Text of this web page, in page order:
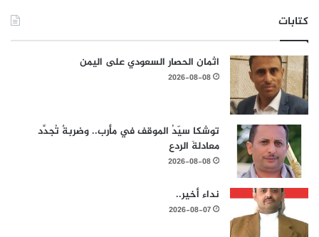
كتابات
اثمان الحصار السعودي على اليمن
2026-08-08
توشكا سيّدُ الموقف في مأرب.. وضربةٌ تُجدِّد
معادلةَ الردع
2026-08-08
نداء أخير..
2026-08-07